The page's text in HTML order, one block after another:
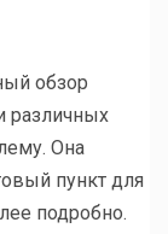
обзор
различных
Она
пункт для
подробно.